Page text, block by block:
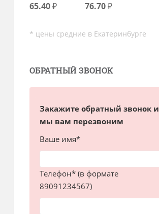
65.40₽
76.70₽
* цены средние в Екатеринбурге
ОБРАТНЫЙ ЗВОНОК
Закажите обратный звонок и
мы вам перезвоним
Ваше имя*
Телефон* (в формате
89091234567)